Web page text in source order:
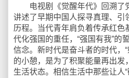
电视剧《觉醒年代》回溯了党
讲述了早期中国人探寻真理、引
历程。当代青年肩负着传承红色
代化强国的重任，“强国有我”的
信念。新时代是奋斗者的时代，
的小憩，是为了积聚能量再出发
生活状态。相信生活中那些让人